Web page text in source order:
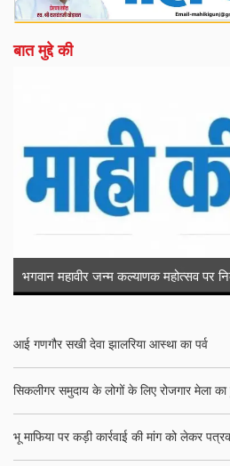
बात मुद्दे की
भगवान महावीर जन्म कल्याणक महोत्सव पर
आई गणगौर सखी देवा झालरिया आस्था का पर्व
सिकलीगर समुदाय के लोगों के लिए रोजगार मेला
भू माफिया पर कड़ी कार्रवाई की मांग को लेकर